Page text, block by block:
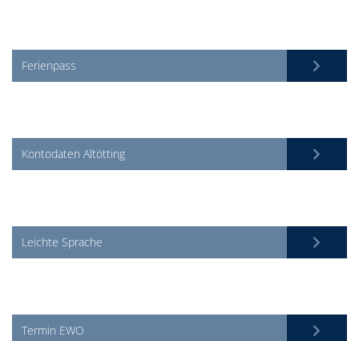
Ferienpass
Kontodaten Altötting
Leichte Sprache
Termin EWO